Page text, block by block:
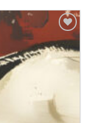
Aggiungi
alla lista
dei